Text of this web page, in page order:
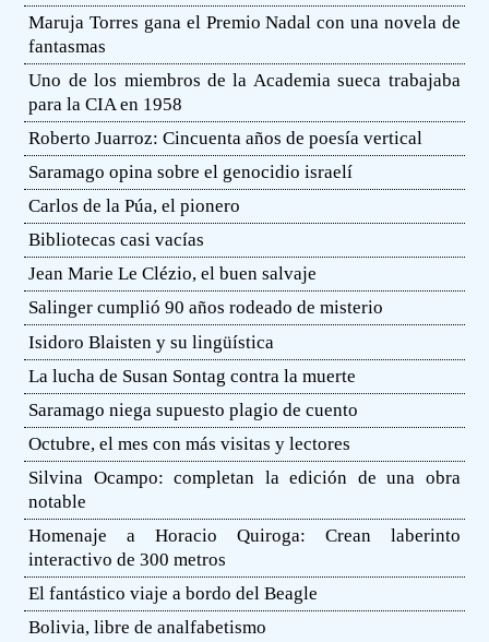
Maruja Torres gana el Premio Nadal con una novela de
fantasmas
Uno de los miembros de la Academia sueca trabajaba
para la CIA en 1958
Roberto Juarroz: Cincuenta años de poesía vertical
Saramago opina sobre el genocidio israelí
Carlos de la Púa, el pionero
Bibliotecas casi vacías
Jean Marie Le Clézio, el buen salvaje
Salinger cumplió 90 años rodeado de misterio
Isidoro Blaisten y su lingüística
La lucha de Susan Sontag contra la muerte
Saramago niega supuesto plagio de cuento
Octubre, el mes con más visitas y lectores
Silvina Ocampo: completan la edición de una obra
notable
Homenaje a Horacio Quiroga: Crean laberinto
interactivo de 300 metros
El fantástico viaje a bordo del Beagle
Bolivia, libre de analfabetismo